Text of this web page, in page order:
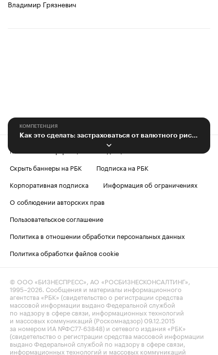
Владимир Грязневич
КОМПЕТЕНЦИЯ
Как это сделать: застраховаться от валютного риска?
Контактная информация
Скрыть баннеры на РБК
Подписка на РБК
Корпоративная подписка
Информация об ограничениях
О соблюдении авторских прав
Пользовательское соглашение
Политика в отношении обработки персональных данных
Политика обработки файлов cookie
© ООО «БИЗНЕСПРЕСС», АО «РОСБИЗНЕСКОНСАЛТИНГ»,
1995–2026. Сообщения и материалы информационного
агентства «РБК» (свидетельство о регистрации средства
массовой информации выдано Федеральной службой
по надзору в сфере связи, информационных технологий
и массовых коммуникаций (Роскомнадзор) 09.12.2015
за номером ИА №ФС77-63848) и сетевого издания «РБК»
(свидетельство о регистрации средства массовой информации
выдано Федеральной службой по надзору в сфере связи,
информационных технологий и массовых коммуникаций